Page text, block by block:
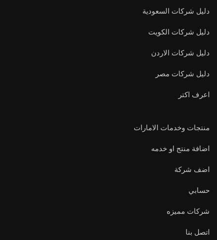
دليل شركات السعودية
دليل شركات الكويت
دليل شركات الاردن
دليل شركات مصر
اعرف اكتر
منتجات وخدمات الامارات
اضافة منتج او خدمه
اضف شركة
حسابي
شركات مميزه
اتصل بنا